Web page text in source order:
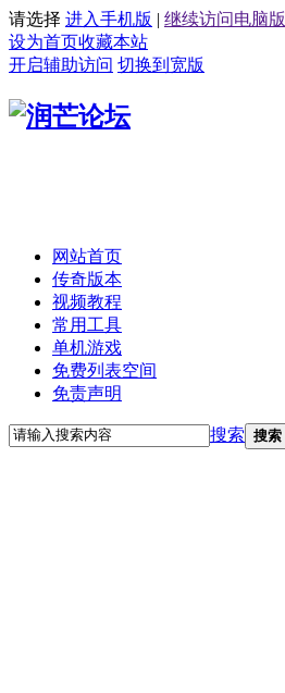
请选择 进入手机版 | 继续访问电脑版
设为首页收藏本站
开启辅助访问 切换到宽版
网站首页
传奇版本
视频教程
常用工具
单机游戏
免费列表空间
免责声明
搜索 搜索